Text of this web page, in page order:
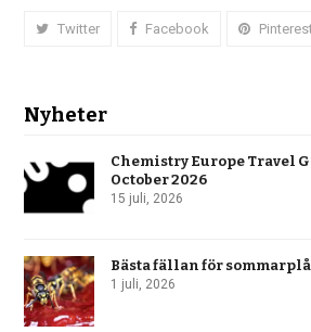
Twitter Facebook
Nyheter
Chemistry Europe Travel
October 2026
15 juli, 2026
Bästa fällan för
1 juli, 2026